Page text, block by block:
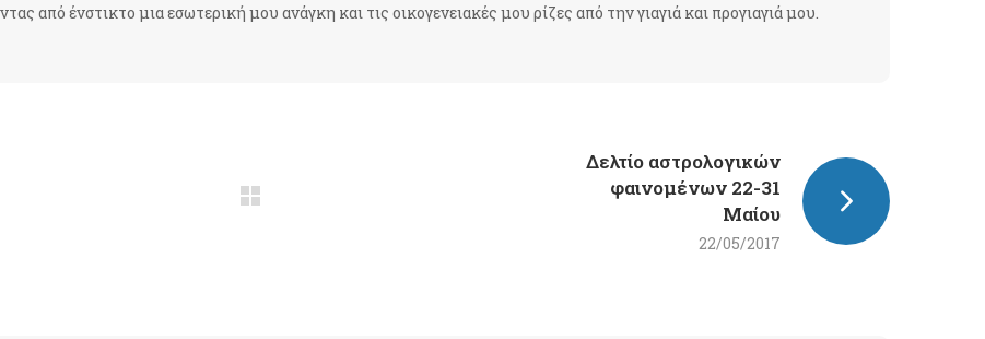
από ένστικτο μια εσωτερική μου ανάγκη και τις οικογενειακές μου ρίζες από την γιαγιά και προγιαγιά μου.
Δελτίο αστρολογικών
φαινομένων 22-31
Μαίου
22/05/2017